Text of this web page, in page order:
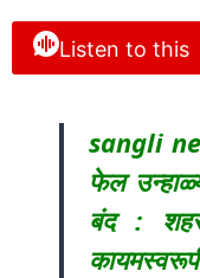
Listen to this
sangli
फेल
बंद :